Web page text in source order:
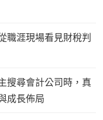
職涯現場看見財稅判
搜尋會計公司時，真
成長佈局